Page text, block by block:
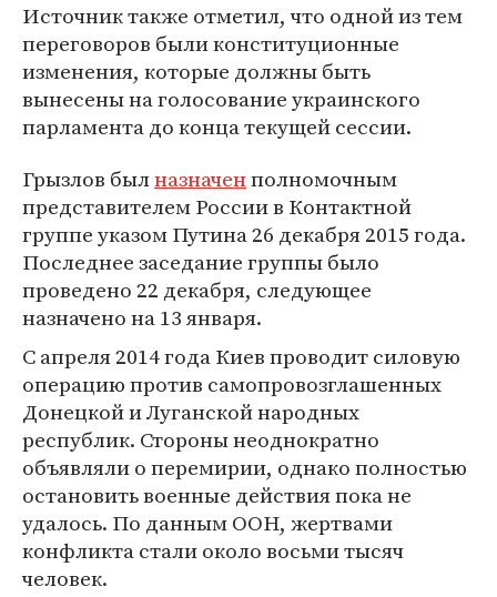
Источник также отметил, что одной из тем
переговоров были конституционные
изменения, которые должны быть
вынесены на голосование украинского
парламента до конца текущей сессии.
Грызлов былназначенполномочным
представителем России в Контактной
группе указом Путина 26 декабря 2015 года.
Последнее заседание группы было
проведено 22 декабря, следующее
назначено на 13 января.
С апреля 2014 года Киев проводит силовую
операцию против самопровозглашенных
Донецкой и Луганской народных
республик. Стороны неоднократно
объявляли о перемирии, однако полностью
остановить военные действия пока не
удалось. По данным ООН, жертвами
конфликта стали около восьми тысяч
человек.